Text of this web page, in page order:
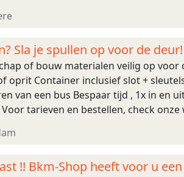
Sla je spullen op voor de deur!
of bouw materialen veilig op
oprit Container inclusief slot +
van een bus Bespaar tijd , 1x in en
tarieven en bestellen, check
!! Bkm-Shop heeft voor u